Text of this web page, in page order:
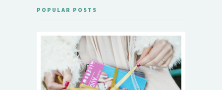
POPULAR POSTS